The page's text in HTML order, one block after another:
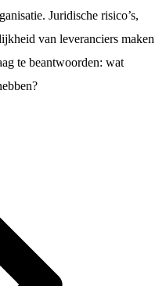
Juridische risico’s,
van leveranciers maken
te beantwoorden: wat